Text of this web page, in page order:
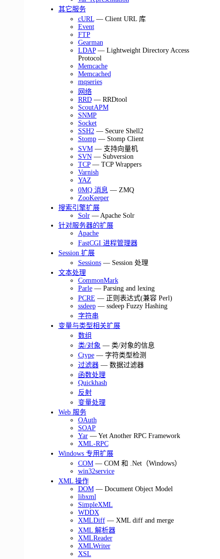
其它服务
cURL— Client URL 库
Event
FTP
Gearman
LDAP— Lightweight Directory Access
Protocol
Memcache
Memcached
mqseries
网络
RRD— RRDtool
ScoutAPM
SNMP
Socket
SSH2 — Secure Shell2
Stomp— Stomp Client
SVM— 支持向量机
SVN— Subversion
TCP— TCP Wrappers
Varnish
YAZ
0MQ 消息 — ZMQ
ZooKeeper
搜索引擎扩展
Solr— Apache Solr
针对服务器的扩展
Apache
FastCGI 进程管理器
Session 扩展
Sessions— Session 处理
文本处理
CommonMark
Parle— Parsing and lexing
PCRE — 正则表达式(兼容 Perl)
ssdeep— ssdeep Fuzzy Hashing
字符串
变量与类型相关扩展
数组
类/对象 — 类/对象的信息
Ctype— 字符类型检测
过滤器— 数据过滤器
函数处理
Quickhash
反射
变量处理
Web 服务
OAuth
SOAP
Yar— Yet Another RPC Framework
XML-RPC
Windows 专用扩展
COM— COM 和 .Net（Windows）
win32service
XML 操作
DOM— Document Object Model
libxml
SimpleXML
WDDX
XMLDiff— XML diff and merge
XML 解析器
XMLReader
XMLWriter
XSL